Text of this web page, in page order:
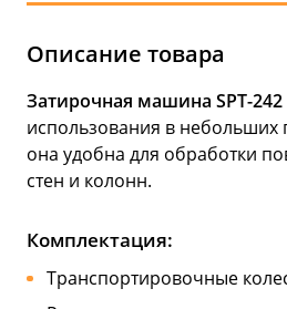
Описание товара
Затирочная машина SPT-242
использования в небольших
она удобна для обработки
стен и колонн.
Комплектация:
Транспортировочные